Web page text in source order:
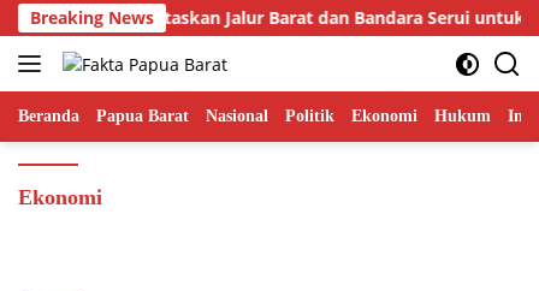
Langsung
ke
konten
Breaking News
Fakhiri Prioritaskan Jalur Barat dan Bandara Serui untuk
Beranda Papua Barat Nasional Politik Ekonomi Hukum
Ekonomi